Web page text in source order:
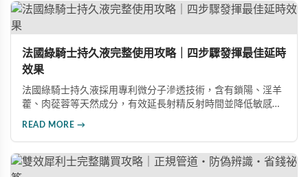
法國綠騎士持久液完整使用攻略｜四步驟發揮最佳延時
效果
法國綠騎士持久液採用專利微分子滲透技術，含有鎖陽、淫羊
藿、肉蓯蓉等天然成分，有效延長射精反射時間並降低敏感
READ MORE →